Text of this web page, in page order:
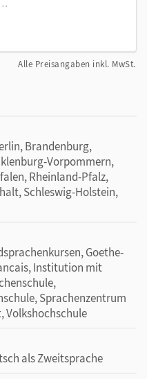
Alle Preisangaben inkl. MwSt.
Brandenburg,
Vorpommern,
Rheinland-Pfalz,
Schleswig-Holstein,
Goethe-
Institution mit
Sprachenzentrum
Volkshochschule
als Zweitsprache